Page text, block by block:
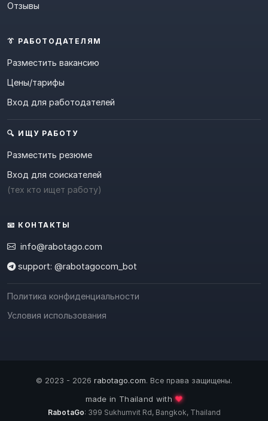
Отзывы
👔 РАБОТОДАТЕЛЯМ
Разместить вакансию
Цены/тарифы
Вход для работодателей
🔍 ИЩУ РАБОТУ
Разместить резюме
Вход для соискателей
(тех кто ищет работу)
📧 КОНТАКТЫ
info@rabotago.com
support: @rabotagocom_bot
Политика конфиденциальности
Условия использования
© 2023 - 2026 rabotago.com. Все права защищены.
made in Thailand with❤️
RabotaGo: 399 Sukhumvit Rd, Bangkok, Thailand